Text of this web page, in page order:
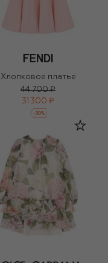
Хлопковое платье
44 700 ₽
31 300 ₽
-30%